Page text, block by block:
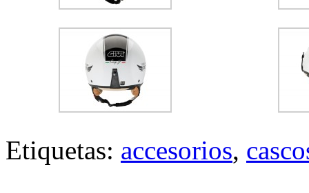
Etiquetas: accesorios,